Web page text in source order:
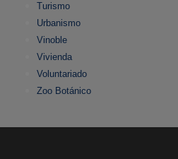
Turismo
Urbanismo
Vinoble
Vivienda
Voluntariado
Zoo Botánico